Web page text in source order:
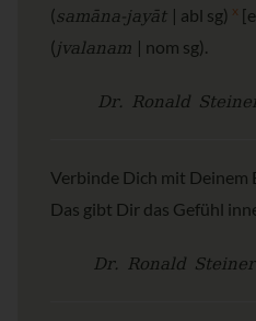
(samāna-jayāt | abl sg) x
(jvalanam | nom sg).
Dr. Ronald
Verbinde Dich mit Deinem
Das gibt Dir das Gefühl
Dr. Ronald